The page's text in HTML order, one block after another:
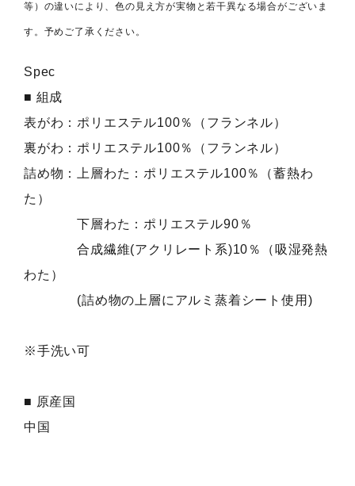
等）の違いにより、色の見え方が実物と若干異なる場合がございま
す。予めご了承ください。
Spec
■ 組成
表がわ：ポリエステル100％（フランネル）
裏がわ：ポリエステル100％（フランネル）
詰め物：上層わた：ポリエステル100％（蓄熱わ
た）
下層わた：ポリエステル90％
合成繊維(アクリレート系)10％（吸湿発熱
わた）
(詰め物の上層にアルミ蒸着シート使用)
※手洗い可
■ 原産国
中国